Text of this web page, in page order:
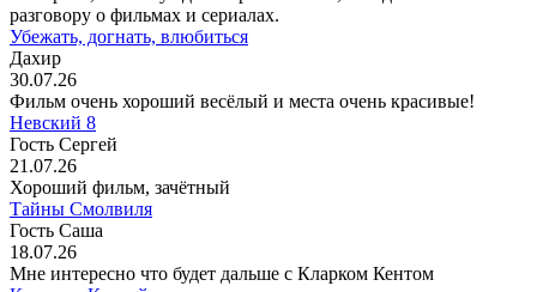
разговору о фильмах и сериалах.
Убежать, догнать, влюбиться
Дахир
30.07.26
Фильм очень хороший весёлый и места очень красивые!
Невский 8
Гость Сергей
21.07.26
Хороший фильм, зачётный
Тайны Смолвиля
Гость Саша
18.07.26
Мне интересно что будет дальше с Кларком Кентом